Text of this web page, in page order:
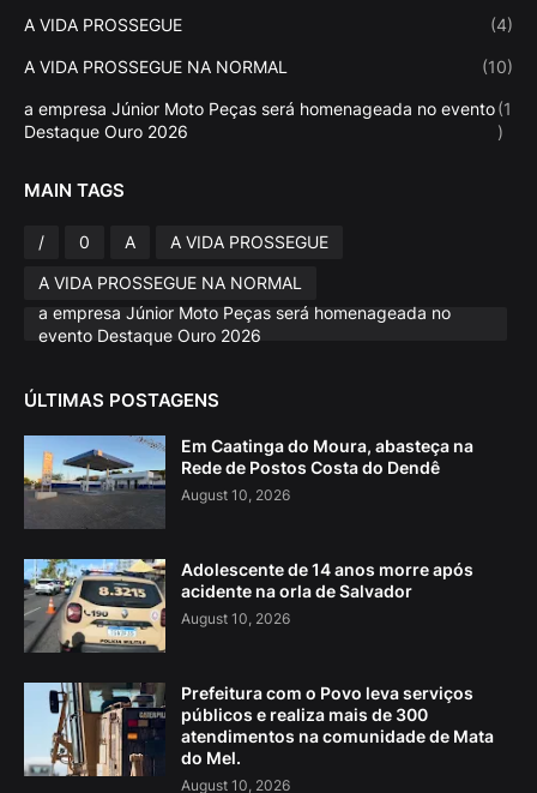
A VIDA PROSSEGUE (4)
A VIDA PROSSEGUE NA NORMAL (10)
a empresa Júnior Moto Peças será homenageada no evento
Destaque Ouro 2026
(1
)
MAIN TAGS
/ 0 A
A VIDA PROSSEGUE
A VIDA PROSSEGUE NA NORMAL
a empresa Júnior Moto Peças será homenageada no
evento Destaque Ouro 2026
ÚLTIMAS POSTAGENS
Em Caatinga do Moura, abasteça na
Rede de Postos Costa do Dendê
August 10, 2026
Adolescente de 14 anos morre após
acidente na orla de Salvador
August 10, 2026
Prefeitura com o Povo leva serviços
públicos e realiza mais de 300
atendimentos na comunidade de Mata
do Mel.
August 10, 2026